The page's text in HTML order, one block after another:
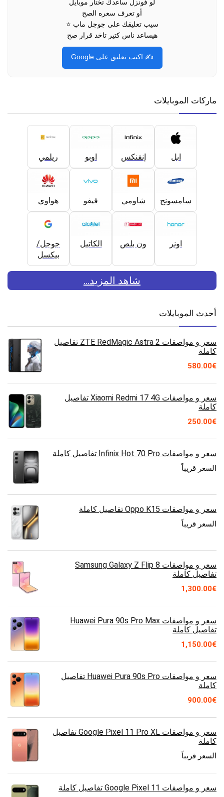
لو فونزل ساعدك تختار موبايل
أو تعرف سعره الصح
سيب تعليقك على جوجل ماب ⭐
هيساعد ناس كتير تاخد قرار صح
✍️ اكتب تعليق على Google
ماركات الموبايلات
ابل إنفنكس اوبو ريلمي
سامسونج شاومي فيفو هواوي
اونر ون بلص الكاتيل
جوجل/
بيكسل
شاهد المزيد...
أحدث الموبايلات
سعر و مواصفات ZTE RedMagic Astra 2 تفاصيل
كاملة
€
580.00
سعر و مواصفات Xiaomi Redmi 17 4G تفاصيل
كاملة
€
250.00
سعر و مواصفات Infinix Hot 70 Pro تفاصيل كاملة
السعر قريباً
سعر و مواصفات Oppo K15 تفاصيل كاملة
السعر قريباً
سعر و مواصفات Samsung Galaxy Z Flip 8
تفاصيل كاملة
€
1,300.00
سعر و مواصفات Huawei Pura 90s Pro Max
تفاصيل كاملة
€
1,150.00
سعر و مواصفات Huawei Pura 90s Pro تفاصيل
كاملة
€
900.00
سعر و مواصفات Google Pixel 11 Pro XL تفاصيل
كاملة
السعر قريباً
سعر و مواصفات Google Pixel 11 تفاصيل كاملة